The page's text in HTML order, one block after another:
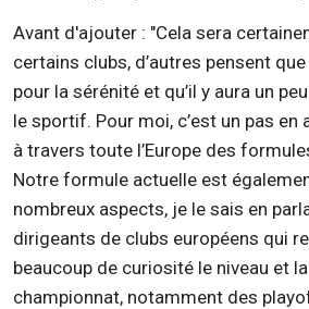
Avant d'ajouter : "Cela sera
certains clubs, d’autres pensent
pour la sérénité et qu’il y aura un
le sportif. Pour moi, c’est un pas en
à travers toute l’Europe des
Notre formule actuelle est
nombreux aspects, je le sais en
dirigeants de clubs européens qui
beaucoup de curiosité le niveau et
championnat, notamment des